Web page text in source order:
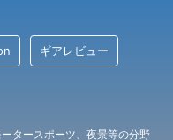
ギアレビュー
タースポーツ、夜景等の分野